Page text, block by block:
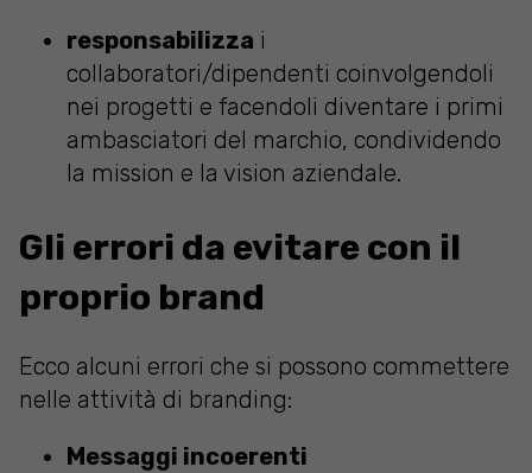
responsabilizza i
collaboratori/dipendenti coinvolgendoli
nei progetti e facendoli diventare i primi
ambasciatori del marchio, condividendo
la mission e la vision aziendale.
Gli errori da evitare con il
proprio brand
Ecco alcuni errori che si possono commettere
nelle attività di branding:
Messaggi incoerenti